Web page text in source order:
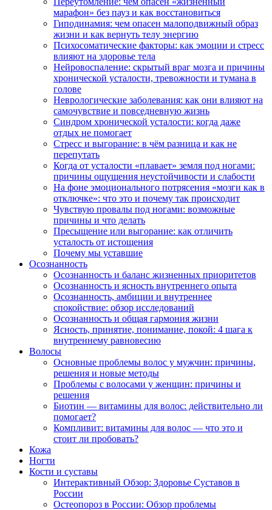
марафон» без пауз и как восстановиться
Гиподинамия: чем опасен малоподвижный образ
жизни и как вернуть телу энергию
Психосоматические факторы: как эмоции и стресс
влияют на здоровье тела
Нейровоспаление: скрытый враг мозга и причины
хронической усталости, тревожности и тумана в
голове
Неврологические заболевания: как они влияют на
самочувствие и повседневную жизнь
Синдром хронической усталости: когда даже
отдых не помогает
Стресс и выгорание: в чём разница и как не
перепутать
Когда от усталости «плавает» земля под ногами:
причины ощущения неустойчивости и слабости
На фоне эмоционального потрясения «мозги как в
отключке»: что это и почему так происходит
Чувствую провалы под ногами: возможные
причины и что делать
Пресыщение или выгорание: как отличить
усталость от истощения
Почему мы уставшие
Осознанность
Осознанность и баланс жизненных приоритетов
Осознанность и ясность внутреннего опыта
Осознанность, амбиции и внутреннее
спокойствие: обзор исследований
Осознанность и общая гармония жизни
Ясность, принятие, понимание, покой: 4 шага к
внутреннему равновесию
Волосы
Основные проблемы волос у мужчин: причины,
решения и новые методы
Проблемы с волосами у женщин: причины и
решения
Биотин — витамины для волос: действительно ли
помогает?
Компливит: витамины для волос — что это и
стоит ли пробовать?
Кожа
Ногти
Кости и суставы
Интерактивный Обзор: Здоровье Суставов в
России
Остеопороз в России: Обзор проблемы